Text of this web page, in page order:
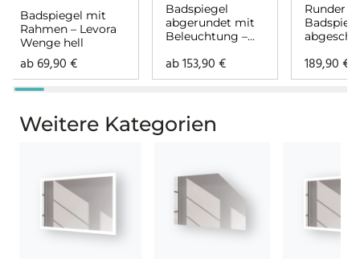
Badspiegel mit
Rahmen – Levora
Wenge hell
ab69,90€
Badspiegel
abgerundet mit
Beleuchtung –
ab153,90€
Runder
189,90€
Weitere Kategorien